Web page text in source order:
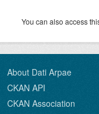
You can also access
About Dati Arpae
CKAN API
CKAN Association